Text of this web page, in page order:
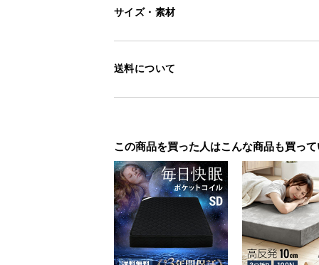
サイズ・素材
送料について
この商品を買った人はこんな商品も買っ